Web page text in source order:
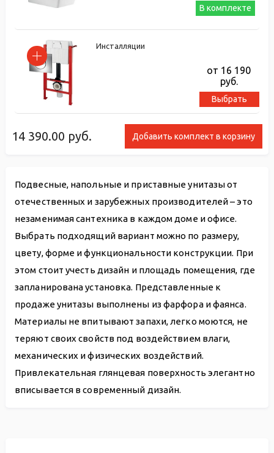
14 390.00 руб. Добавить комплект в корзину
В комплекте
Инсталляции
от 16 190
руб.
Выбрать
Подвесные, напольные и приставные унитазы от
отечественных и зарубежных производителей – это
незаменимая сантехника в каждом доме и офисе.
Выбрать подходящий вариант можно по размеру,
цвету, форме и функциональности конструкции. При
этом стоит учесть дизайн и площадь помещения, где
запланирована установка. Представленные к
продаже унитазы выполнены из фарфора и фаянса.
Материалы не впитывают запахи, легко моются, не
теряют своих свойств под воздействием влаги,
механических и физических воздействий.
Привлекательная глянцевая поверхность элегантно
вписывается в современный дизайн.